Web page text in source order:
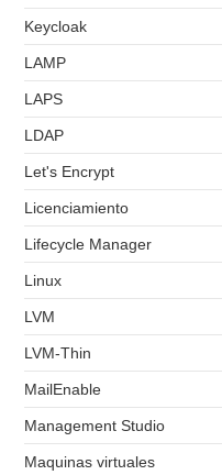
Keycloak
LAMP
LAPS
LDAP
Let's Encrypt
Licenciamiento
Lifecycle Manager
Linux
LVM
LVM-Thin
MailEnable
Management Studio
Maquinas virtuales